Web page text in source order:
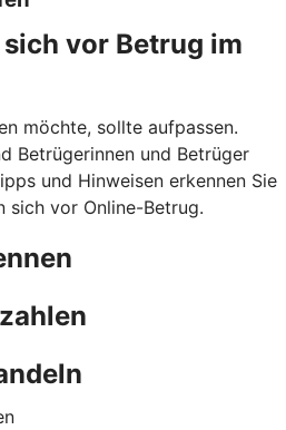
vor Betrug im
möchte, sollte aufpassen.
Betrügerinnen und Betrüger
und Hinweisen erkennen Sie
sich vor Online-Betrug.